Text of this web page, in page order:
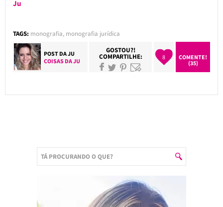
Ju
TAGS: monografia, monografia jurídica
POST DAJU
COISAS DA JU
GOSTOU?!
COMPARTILHE: 8
COMENTE!
(35)